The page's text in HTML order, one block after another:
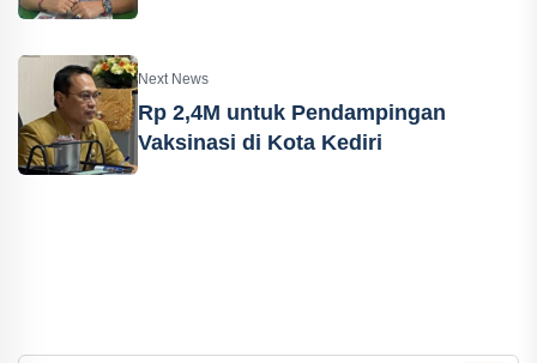
Next News
Rp 2,4M untuk Pendampingan
Vaksinasi di Kota Kediri